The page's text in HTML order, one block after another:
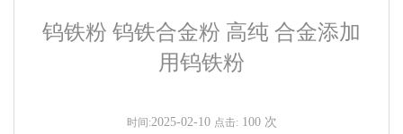
钨铁粉 钨铁合金粉 高纯 合金添加
用钨铁粉
时间:2025-02-10 点击: 100 次